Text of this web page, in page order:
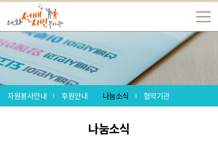
자원봉사안내 후원안내 나눔소식 협약기관
나눔소식